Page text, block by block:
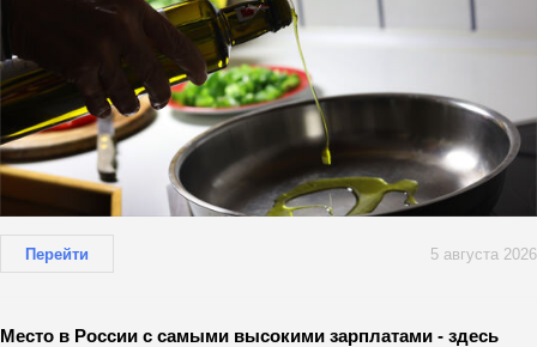
Перейти 5 августа 2026
Место в России с самыми высокими зарплатами - здесь